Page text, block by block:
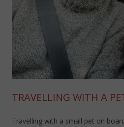
TRAVELLING WITH A
Travelling with a small pet on